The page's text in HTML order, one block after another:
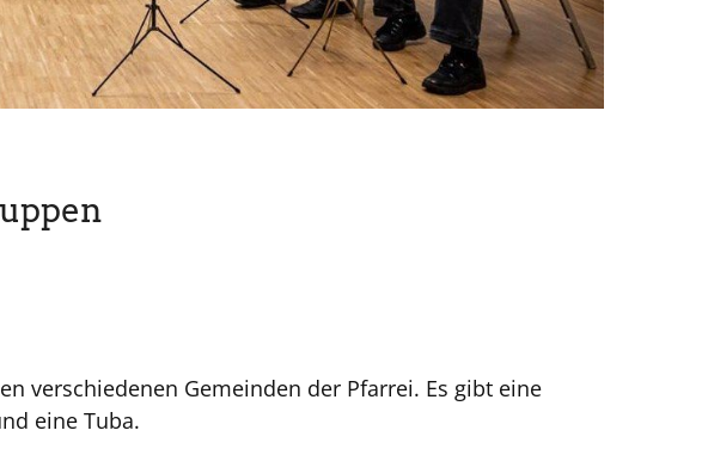
verschiedenen Gemeinden der Pfarrei. Es gibt eine
eine Tuba.